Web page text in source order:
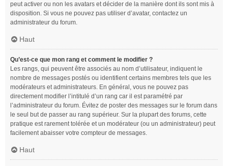
peut activer ou non les avatars et décider de la manière dont ils sont mis à
disposition. Si vous ne pouvez pas utiliser d’avatar, contactez un
administrateur du forum.
Haut
Qu’est-ce que mon rang et comment le modifier ?
Les rangs, qui peuvent être associés au nom d’utilisateur, indiquent le
nombre de messages postés ou identifient certains membres tels que les
modérateurs et administrateurs. En général, vous ne pouvez pas
directement modifier l’intitulé d’un rang car il est paramétré par
l’administrateur du forum. Évitez de poster des messages sur le forum dans
le seul but de passer au rang supérieur. Sur la plupart des forums, cette
pratique est rarement tolérée et un modérateur (ou un administrateur) peut
facilement abaisser votre compteur de messages.
Haut